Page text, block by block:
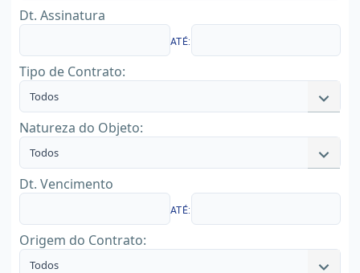
Dt. Assinatura
ATÉ:
Tipo de Contrato:
Todos
Natureza do Objeto:
Todos
Dt. Vencimento
ATÉ:
Origem do Contrato:
Todos